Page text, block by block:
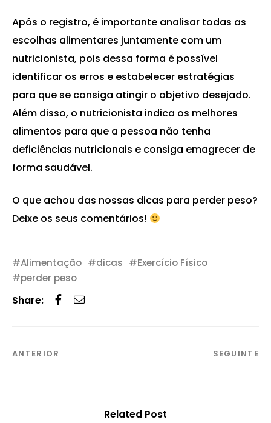
Após o registro, é importante analisar todas as
escolhas alimentares juntamente com um
nutricionista, pois dessa forma é possível
identificar os erros e estabelecer estratégias
para que se consiga atingir o objetivo desejado.
Além disso, o nutricionista indica os melhores
alimentos para que a pessoa não tenha
deficiências nutricionais e consiga emagrecer de
forma saudável.
O que achou das nossas dicas para perder peso?
Deixe os seus comentários!
Alimentação dicas
Exercício Físico
perder peso
Share:
ANTERIOR SEGUINTE
Related Post